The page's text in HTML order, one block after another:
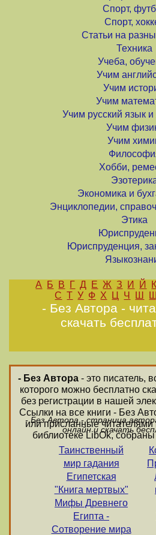
Спорт,
Спорт,
Статьи на
Техника
Учеба,
Учим
Учим
Учим
Учим русский язык и
Учим
Учим
Хобби,
Экономика и
Энциклопедии,
Этика
Юриспруденция,
А Б В Г Д Е Ж З И Й К
С Т У Ф Х Ц Ч Ш Щ
- Без Автора -
скачать
- Без Автора - это писатель,
которого можно бесплатно
без регистрации в нашей
Ссылки на все книги - Без
или присланные
библиотеке LibOk,
- Без Автора - страница
онлайн и скачать
Таинственный
мир гадания
Египетская
"Книга мертвых"
Мифы Древнего
Египта -
Сотворение мира